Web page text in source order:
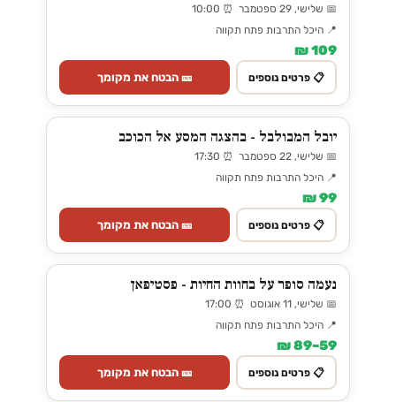
📅 שלישי, 29 ספטמבר ⏰ 10:00
📍 היכל התרבות פתח תקווה
109 ₪
📋 פרטים נוספים 🎫 הבטח את מקומך
יובל המבולבל - בהצגה המסע אל הכוכב
📅 שלישי, 22 ספטמבר ⏰ 17:30
📍 היכל התרבות פתח תקווה
99 ₪
📋 פרטים נוספים 🎫 הבטח את מקומך
נעמה סופר על בחוות החיות - פסטיפאן
📅 שלישי, 11 אוגוסט ⏰ 17:00
📍 היכל התרבות פתח תקווה
59–89 ₪
📋 פרטים נוספים 🎫 הבטח את מקומך